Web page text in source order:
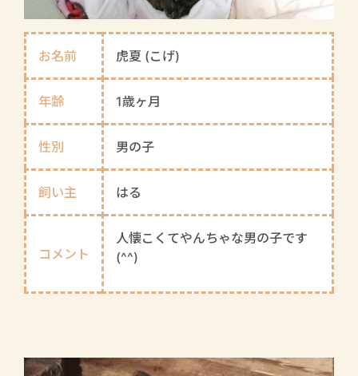
お名前 虎夏 (こげ)
年齢 1歳ヶ月
性別 男の子
飼い主 はる
コメント
人懐こくてやんちゃな男の子です
(^^)